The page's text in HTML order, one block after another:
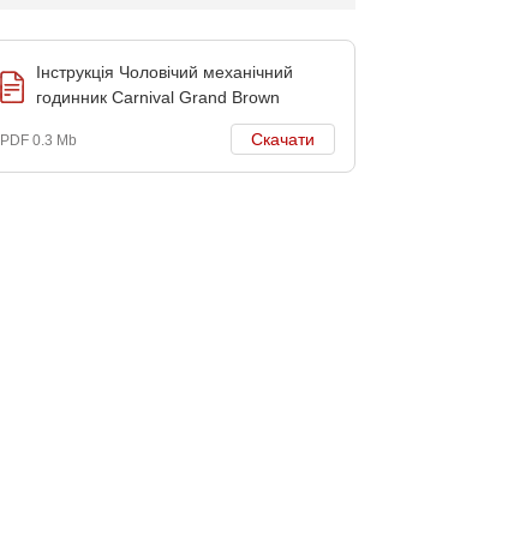
Інструкція Чоловічий механічний
годинник Carnival Grand Brown
PDF 0.3 Mb Скачати